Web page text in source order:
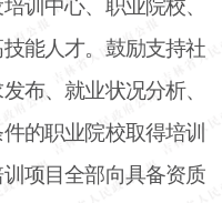
训中心、职业院校、
能人才。鼓励支持社
布、就业状况分析、
的职业院校取得培训
项目全部向具备资质